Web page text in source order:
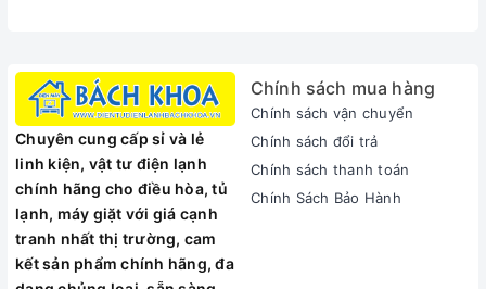
Chuyên cung cấp sỉ và lẻ
linh kiện, vật tư điện lạnh
chính hãng cho điều hòa, tủ
lạnh, máy giặt với giá cạnh
tranh nhất thị trường, cam
kết sản phẩm chính hãng, đa
Chính sách mua hàng
Chính sách vận chuyển
Chính sách đổi trả
Chính sách thanh toán
Chính Sách Bảo Hành